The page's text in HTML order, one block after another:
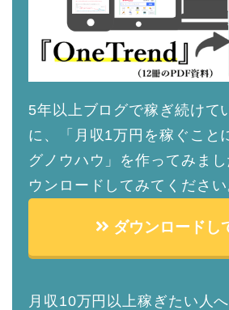
5年以上ブログで稼ぎ続けて
に、「月収1万円を稼ぐこと
グノウハウ」を作ってみま
ウンロードしてみてください
ダウンロードし
月収10万円以上稼ぎたい人